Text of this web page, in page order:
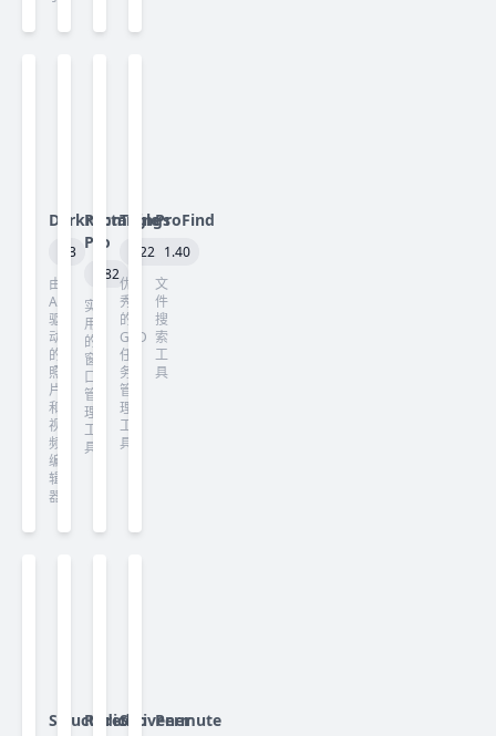
Darkroom
7.3
由
AI
驱
动
的
照
片
和
视
频
编
辑
器
Rectangle
Pro
3.82
实
用
的
窗
口
管
理
工
具
Things
3.22.13
优
秀
的
GTD
任
务
管
理
工
具
ProFind
1.40
文
件
搜
索
工
具
Structured
RadiccioScrivenerPermute